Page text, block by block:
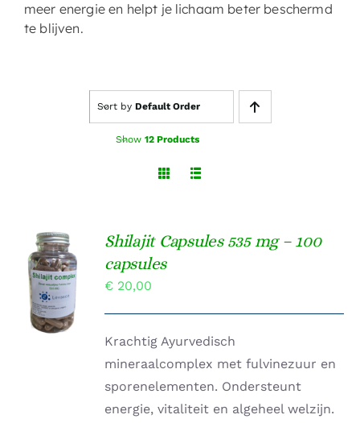
meer energie en helpt je lichaam beter beschermd
te blijven.
Sort by Default Order
Show 12 Products
TOEVOEGEN
AAN
WINKELWAGEN
/
DETAILS
Shilajit Capsules 535 mg – 100
capsules
€ 20,00
Krachtig Ayurvedisch
mineraalcomplex met fulvinezuur en
sporenelementen. Ondersteunt
energie, vitaliteit en algeheel welzijn.